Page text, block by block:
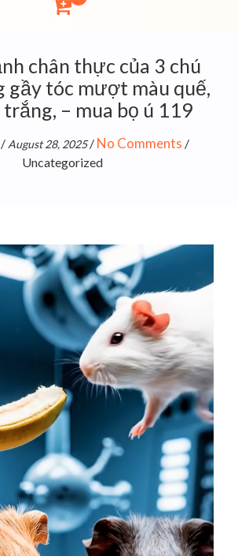
chân thực của 3 chú
gầy tóc mượt màu quế,
trắng, – mua bọ ú 119
/ August 28, 2025/ No Comments /
Uncategorized